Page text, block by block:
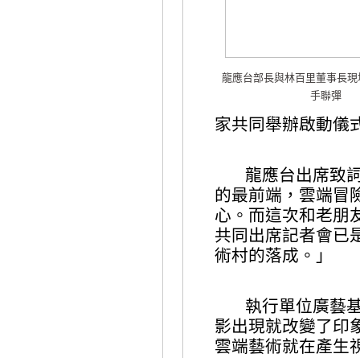
龍應台部長與林百里董事長
手聯彈
家共同舉辦啟動儀
龍應台出席致
的最前端，雲端冒
心。而這次和老朋
共同出席記者會已
術村的落成。」
執行單位廣藝
影出現就改變了印
雲端藝術就在產生